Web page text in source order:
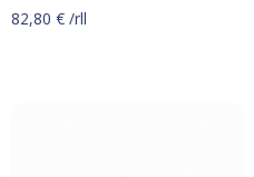
82,80 € /rll